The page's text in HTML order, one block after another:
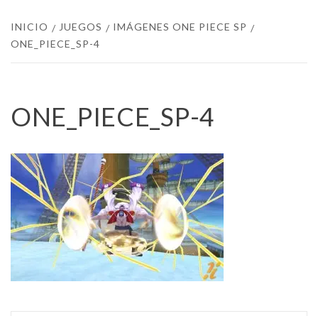
INICIO JUEGOS
IMÁGENES ONE PIECE SP
ONE_PIECE_SP-4
ONE_PIECE_SP-4